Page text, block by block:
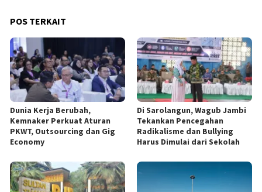
POS TERKAIT
Dunia Kerja Berubah,
Kemnaker Perkuat Aturan
PKWT, Outsourcing dan Gig
Economy
Di Sarolangun, Wagub Jambi
Tekankan Pencegahan
Radikalisme dan Bullying
Harus Dimulai dari Sekolah